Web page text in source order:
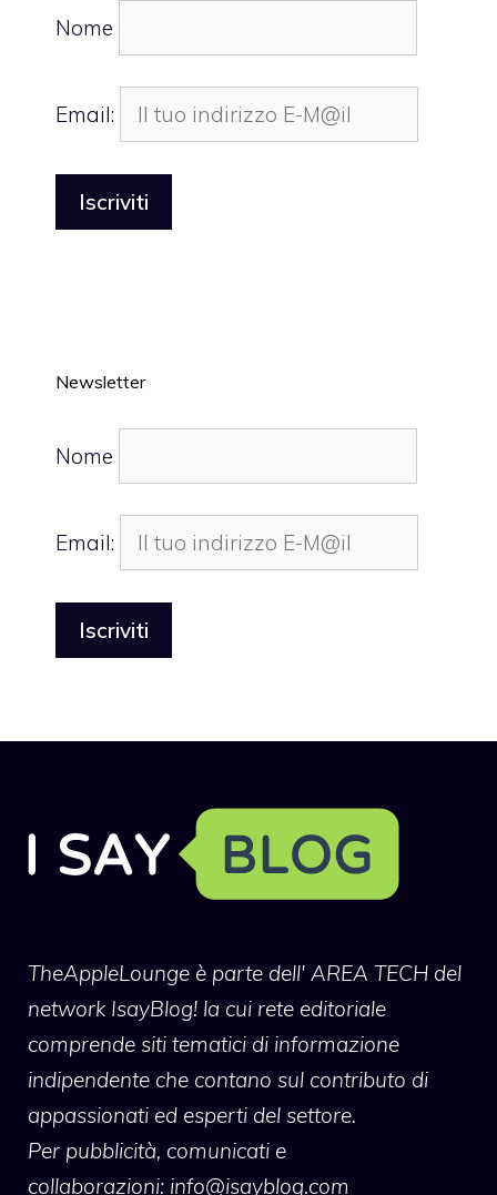
Nome
Email:
Newsletter
Nome
Email:
TheAppleLounge è parte dell' AREA TECH del
network IsayBlog! la cui rete editoriale
comprende siti tematici di informazione
indipendente che contano sul contributo di
appassionati ed esperti del settore.
Per pubblicità, comunicati e
collaborazioni: info@isayblog.com